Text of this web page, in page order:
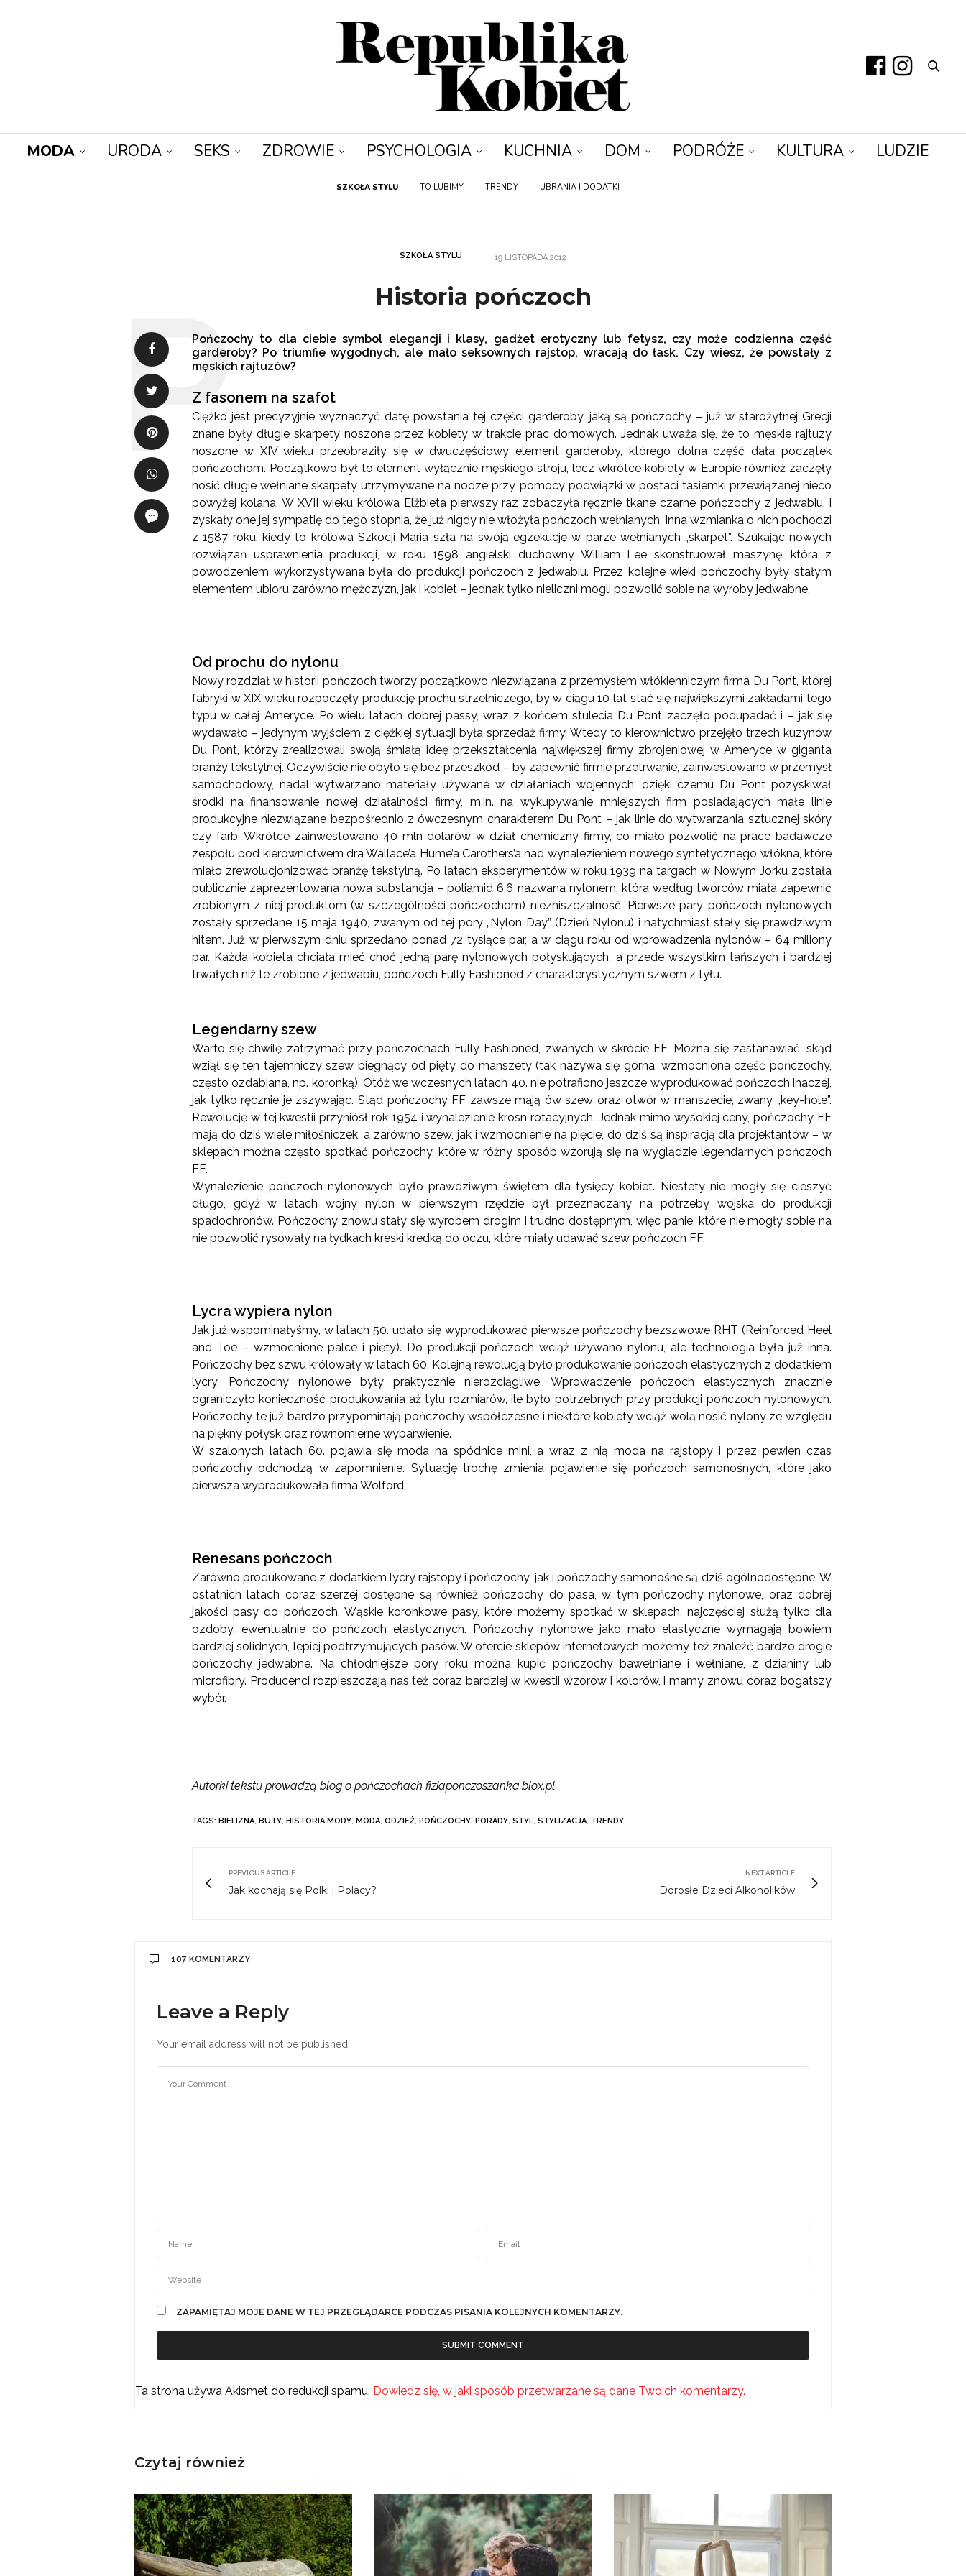
MODA URODA SEKS ZDROWIE PSYCHOLOGIA KUCHNIA DOM PODRÓŻE KULTURA LUDZIE
SZKOŁA STYLU TO LUBIMY TRENDY UBRANIA I DODATKI
SZKOŁA STYLU 19 LISTOPADA 2012
Historia pończoch
Pończochy to dla ciebie symbol elegancji i klasy, gadżet erotyczny lub fetysz, czy może codzienna część
garderoby? Po triumfie wygodnych, ale mało seksownych rajstop, wracają do łask. Czy wiesz, że powstały z
męskich rajtuzów?
Z fasonem na szafot
Ciężko jest precyzyjnie wyznaczyć datę powstania tej części garderoby, jaką są pończochy – już w starożytnej Grecji
znane były długie skarpety noszone przez kobiety w trakcie prac domowych. Jednak uważa się, że to męskie rajtuzy
noszone w XIV wieku przeobraziły się w dwuczęściowy element garderoby, którego dolna część dała początek
pończochom. Początkowo był to element wyłącznie męskiego stroju, lecz wkrótce kobiety w Europie również zaczęły
nosić długie wełniane skarpety utrzymywane na nodze przy pomocy podwiązki w postaci tasiemki przewiązanej nieco
powyżej kolana. W XVII wieku królowa Elżbieta pierwszy raz zobaczyła ręcznie tkane czarne pończochy z jedwabiu, i
zyskały one jej sympatię do tego stopnia, że już nigdy nie włożyła pończoch wełnianych. Inna wzmianka o nich pochodzi
z 1587 roku, kiedy to królowa Szkocji Maria szła na swoją egzekucję w parze wełnianych „skarpet”. Szukając nowych
rozwiązań usprawnienia produkcji, w roku 1598 angielski duchowny William Lee skonstruował maszynę, która z
powodzeniem wykorzystywana była do produkcji pończoch z jedwabiu. Przez kolejne wieki pończochy były stałym
elementem ubioru zarówno mężczyzn, jak i kobiet – jednak tylko nieliczni mogli pozwolić sobie na wyroby jedwabne.
Od prochu do nylonu
Nowy rozdział w historii pończoch tworzy początkowo niezwiązana z przemysłem włókienniczym firma Du Pont, której
fabryki w XIX wieku rozpoczęły produkcję prochu strzelniczego, by w ciągu 10 lat stać się największymi zakładami tego
typu w całej Ameryce. Po wielu latach dobrej passy, wraz z końcem stulecia Du Pont zaczęło podupadać i – jak się
wydawało – jedynym wyjściem z ciężkiej sytuacji była sprzedaż firmy. Wtedy to kierownictwo przejęło trzech kuzynów
Du Pont, którzy zrealizowali swoją śmiałą ideę przekształcenia największej firmy zbrojeniowej w Ameryce w giganta
branży tekstylnej. Oczywiście nie obyło się bez przeszkód – by zapewnić firmie przetrwanie, zainwestowano w przemysł
samochodowy, nadal wytwarzano materiały używane w działaniach wojennych, dzięki czemu Du Pont pozyskiwał
środki na finansowanie nowej działalności firmy, m.in. na wykupywanie mniejszych firm posiadających małe linie
produkcyjne niezwiązane bezpośrednio z ówczesnym charakterem Du Pont – jak linie do wytwarzania sztucznej skóry
czy farb. Wkrótce zainwestowano 40 mln dolarów w dział chemiczny firmy, co miało pozwolić na prace badawcze
zespołu pod kierownictwem dra Wallace’a Hume’a Carothers’a nad wynalezieniem nowego syntetycznego włókna, które
miało zrewolucjonizować branżę tekstylną. Po latach eksperymentów w roku 1939 na targach w Nowym Jorku została
publicznie zaprezentowana nowa substancja – poliamid 6.6 nazwana nylonem, która według twórców miała zapewnić
zrobionym z niej produktom (w szczególności pończochom) niezniszczalność. Pierwsze pary pończoch nylonowych
zostały sprzedane 15 maja 1940, zwanym od tej pory „Nylon Day” (Dzień Nylonu) i natychmiast stały się prawdziwym
hitem. Już w pierwszym dniu sprzedano ponad 72 tysiące par, a w ciągu roku od wprowadzenia nylonów – 64 miliony
par. Każda kobieta chciała mieć choć jedną parę nylonowych połyskujących, a przede wszystkim tańszych i bardziej
trwałych niż te zrobione z jedwabiu, pończoch Fully Fashioned z charakterystycznym szwem z tyłu.
Legendarny szew
Warto się chwilę zatrzymać przy pończochach Fully Fashioned, zwanych w skrócie FF. Można się zastanawiać, skąd
wziął się ten tajemniczy szew biegnący od pięty do manszety (tak nazywa się górna, wzmocniona część pończochy,
często ozdabiana, np. koronką). Otóż we wczesnych latach 40. nie potrafiono jeszcze wyprodukować pończoch inaczej,
jak tylko ręcznie je zszywając. Stąd pończochy FF zawsze mają ów szew oraz otwór w manszecie, zwany „key-hole”.
Rewolucję w tej kwestii przyniósł rok 1954 i wynalezienie krosn rotacyjnych. Jednak mimo wysokiej ceny, pończochy FF
mają do dziś wiele miłośniczek, a zarówno szew, jak i wzmocnienie na pięcie, do dziś są inspiracją dla projektantów – w
sklepach można często spotkać pończochy, które w różny sposób wzorują się na wyglądzie legendarnych pończoch
FF.
Wynalezienie pończoch nylonowych było prawdziwym świętem dla tysięcy kobiet. Niestety nie mogły się cieszyć
długo, gdyż w latach wojny nylon w pierwszym rzędzie był przeznaczany na potrzeby wojska do produkcji
spadochronów. Pończochy znowu stały się wyrobem drogim i trudno dostępnym, więc panie, które nie mogły sobie na
nie pozwolić rysowały na łydkach kreski kredką do oczu, które miały udawać szew pończoch FF.
Lycra wypiera nylon
Jak już wspominałyśmy, w latach 50. udało się wyprodukować pierwsze pończochy bezszwowe RHT (Reinforced Heel
and Toe – wzmocnione palce i pięty). Do produkcji pończoch wciąż używano nylonu, ale technologia była już inna.
Pończochy bez szwu królowały w latach 60. Kolejną rewolucją było produkowanie pończoch elastycznych z dodatkiem
lycry. Pończochy nylonowe były praktycznie nierozciągliwe. Wprowadzenie pończoch elastycznych znacznie
ograniczyło konieczność produkowania aż tylu rozmiarów, ile było potrzebnych przy produkcji pończoch nylonowych.
Pończochy te już bardzo przypominają pończochy współczesne i niektóre kobiety wciąż wolą nosić nylony ze względu
na piękny połysk oraz równomierne wybarwienie.
W szalonych latach 60. pojawia się moda na spódnice mini, a wraz z nią moda na rajstopy i przez pewien czas
pończochy odchodzą w zapomnienie. Sytuację trochę zmienia pojawienie się pończoch samonośnych, które jako
pierwsza wyprodukowała firma Wolford.
Renesans pończoch
Zarówno produkowane z dodatkiem lycry rajstopy i pończochy, jak i pończochy samonośne są dziś ogólnodostępne. W
ostatnich latach coraz szerzej dostępne są również pończochy do pasa, w tym pończochy nylonowe, oraz dobrej
jakości pasy do pończoch. Wąskie koronkowe pasy, które możemy spotkać w sklepach, najczęściej służą tylko dla
ozdoby, ewentualnie do pończoch elastycznych. Pończochy nylonowe jako mało elastyczne wymagają bowiem
bardziej solidnych, lepiej podtrzymujących pasów. W ofercie sklepów internetowych możemy też znaleźć bardzo drogie
pończochy jedwabne. Na chłodniejsze pory roku można kupić pończochy bawełniane i wełniane, z dzianiny lub
microfibry. Producenci rozpieszczają nas też coraz bardziej w kwestii wzorów i kolorów, i mamy znowu coraz bogatszy
wybór.
Autorki tekstu prowadzą blog o pończochach fiziaponczoszanka.blox.pl
TAGS: BIELIZNA, BUTY, HISTORIA MODY, MODA, ODZIEŻ, POŃCZOCHY, PORADY, STYL, STYLIZACJA, TRENDY
PREVIOUS ARTICLE
Jak kochają się Polki i Polacy?
NEXT ARTICLE
Dorosłe Dzieci Alkoholików
107 KOMENTARZY
Leave a Reply
Your email address will not be published.
ZAPAMIĘTAJ MOJE DANE W TEJ PRZEGLĄDARCE PODCZAS PISANIA KOLEJNYCH KOMENTARZY.
Ta strona używa Akismet do redukcji spamu. Dowiedz się, w jaki sposób przetwarzane są dane Twoich komentarzy.
Czytaj również